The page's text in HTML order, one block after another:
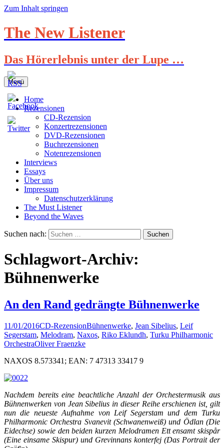
Zum Inhalt springen
The New Listener
Das Hörerlebnis unter der Lupe …
Menü
Home
Rezensionen
CD-Rezension
Konzertrezensionen
DVD-Rezensionen
Buchrezensionen
Notenrezensionen
Interviews
Essays
Über uns
Impressum
Datenschutzerklärung
The Must Listener
Beyond the Waves
Suchen nach:
Schlagwort-Archiv:
Bühnenwerke
An den Rand gedrängte Bühnenwerke
11/01/2016CD-RezensionBühnenwerke, Jean Sibelius, Leif
Segerstam, Melodram, Naxos, Riko Eklundh, Turku Philharmonic
OrchestraOliver Fraenzke
NAXOS 8.573341; EAN: 7 47313 33417 9
Nachdem bereits eine beachtliche Anzahl der Orchestermusik aus
Bühnenwerken von Jean Sibelius in dieser Reihe erschienen ist, gilt
nun die neueste Aufnahme von Leif Segerstam und dem Turku
Philharmonic Orchestra Svanevit (Schwanenweiß) und Ödlan (Die
Eidechse) sowie den beiden kurzen Melodramen Ett ensamt skispår
(Eine einsame Skispur) und Grevinnans konterfej (Das Portrait der